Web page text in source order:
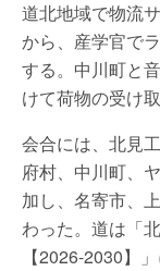
道北地域で物流
から、産学官で
する。中川町と
けて荷物の受け
会合には、北見
府村、中川町、
加し、名寄市、
わった。道は「
【2026-2030】